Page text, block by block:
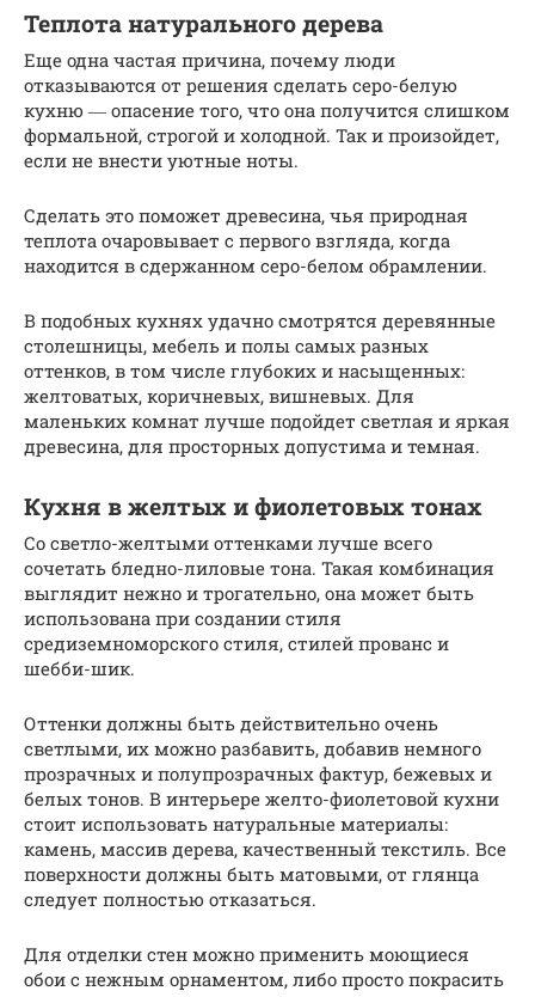
Теплота натурального дерева
Еще одна частая причина, почему люди
отказываются от решения сделать серо-белую
кухню ― опасение того, что она получится слишком
формальной, строгой и холодной. Так и произойдет,
если не внести уютные ноты.
Сделать это поможет древесина, чья природная
теплота очаровывает с первого взгляда, когда
находится в сдержанном серо-белом обрамлении.
В подобных кухнях удачно смотрятся деревянные
столешницы, мебель и полы самых разных
оттенков, в том числе глубоких и насыщенных:
желтоватых, коричневых, вишневых. Для
маленьких комнат лучше подойдет светлая и яркая
древесина, для просторных допустима и темная.
Кухня в желтых и фиолетовых тонах
Со светло-желтыми оттенками лучше всего
сочетать бледно-лиловые тона. Такая комбинация
выглядит нежно и трогательно, она может быть
использована при создании стиля
средиземноморского стиля, стилей прованс и
шебби-шик.
Оттенки должны быть действительно очень
светлыми, их можно разбавить, добавив немного
прозрачных и полупрозрачных фактур, бежевых и
белых тонов. В интерьере желто-фиолетовой кухни
стоит использовать натуральные материалы:
камень, массив дерева, качественный текстиль. Все
поверхности должны быть матовыми, от глянца
следует полностью отказаться.
Для отделки стен можно применить моющиеся
обои с нежным орнаментом, либо просто покрасить